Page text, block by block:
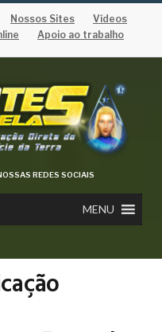
Nossos Sites
Vídeos
Apoio ao trabalho
REDES SOCIAIS
MENU